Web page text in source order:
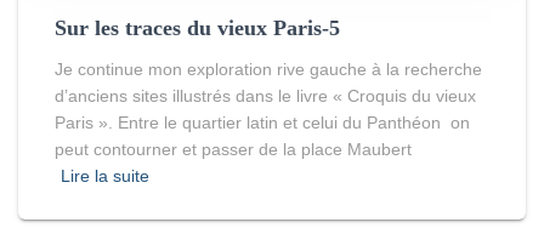
Sur les traces du vieux Paris-5
Je continue mon exploration rive gauche à la recherche
d’anciens sites illustrés dans le livre « Croquis du vieux
Paris ». Entre le quartier latin et celui du Panthéon on
peut contourner et passer de la place Maubert
Lire la suite